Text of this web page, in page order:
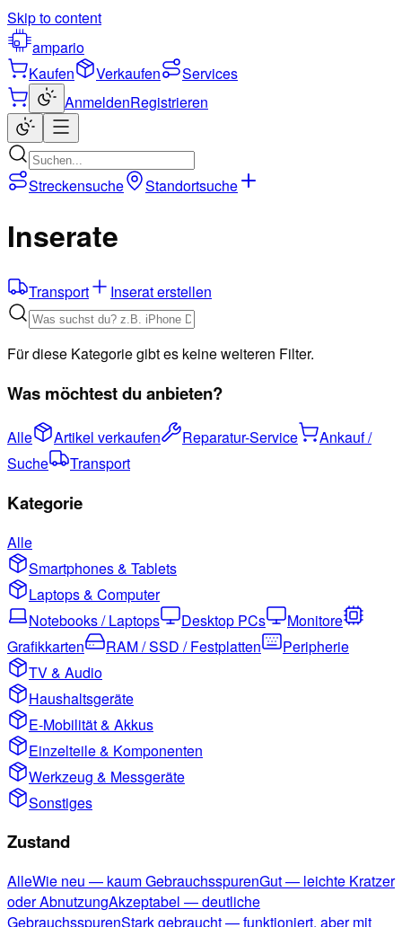
Skip to content
ampario
Kaufen
Verkaufen
Services
AnmeldenRegistrieren
Streckensuche Standortsuche
Inserate
Transport Inserat erstellen
Für diese Kategorie gibt es keine weiteren Filter.
Was möchtest du anbieten?
Alle Artikel verkaufen Reparatur-Service
Ankauf /
Suche
Transport
Kategorie
Alle
Smartphones & Tablets
Laptops & Computer
Notebooks / Laptops
Desktop PCs
Monitore
Grafikkarten
RAM / SSD / Festplatten
Peripherie
TV & Audio
Haushaltsgeräte
E-Mobilität & Akkus
Einzelteile & Komponenten
Werkzeug & Messgeräte
Sonstiges
Zustand
AlleWie neu — kaum GebrauchsspurenGut — leichte Kratzer
oder AbnutzungAkzeptabel — deutliche
GebrauchsspurenStark gebraucht — funktioniert, aber mit